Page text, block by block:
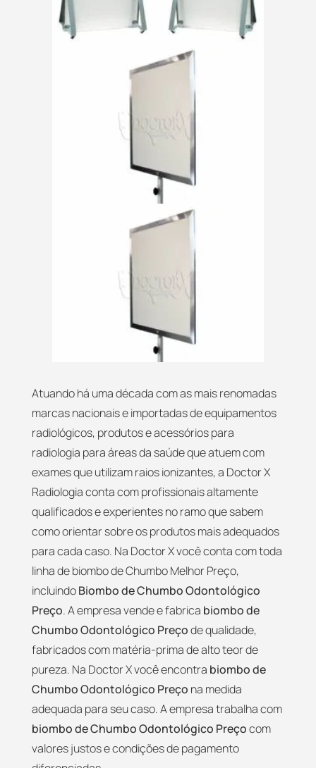
Atuando há uma década com as mais renomadas
marcas nacionais e importadas de equipamentos
radiológicos, produtos e acessórios para
radiologia para áreas da saúde que atuem com
exames que utilizam raios ionizantes, a Doctor X
Radiologia conta com profissionais altamente
qualificados e experientes no ramo que sabem
como orientar sobre os produtos mais adequados
para cada caso. Na Doctor X você conta com toda
linha de biombo de Chumbo Melhor Preço,
incluindoBiombo de Chumbo Odontológico
Preço. A empresa vende e fabrica biombo de
Chumbo Odontológico Preçode qualidade,
fabricados com matéria-prima de alto teor de
pureza. Na Doctor X você encontra biombo de
Chumbo Odontológico Preço na medida
adequada para seu caso. A empresa trabalha com
biombo de Chumbo Odontológico Preçocom
valores justos e condições de pagamento